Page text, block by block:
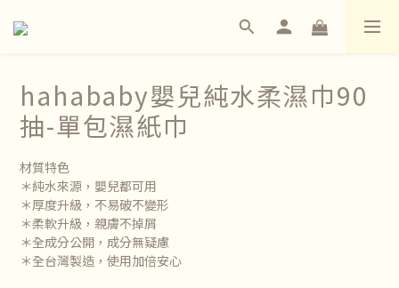
hahababy嬰兒純水柔濕巾90
抽-單包濕紙巾
材質特色
＊純水來源，嬰兒都可用
＊厚度升級，不易破不變形
＊柔軟升級，親膚不掉屑
＊全成分公開，成分無疑慮
＊全台灣製造，使用加倍安心